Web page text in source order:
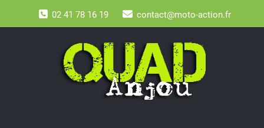
content
02 41 78 16 19 contact@moto-action.fr